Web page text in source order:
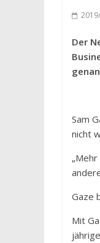
Der
Sam
nicht
Gaze
Mit